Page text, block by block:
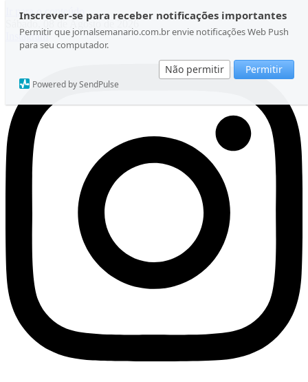
Inscrever-se para receber notificações importantes
Permitir que jornalsemanario.com.br envie notificações Web Push
para seu computador.
Não permitir Permitir
Powered by SendPulse
Ir para o conteúdo
Sábado, 08 de Agosto de 2026
Instagram